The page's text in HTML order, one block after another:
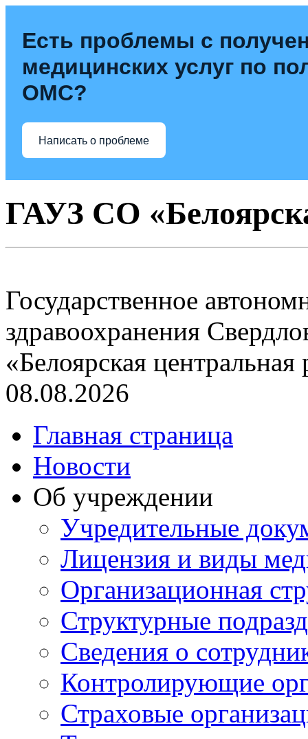
Есть проблемы с
медицинских услуг по
ОМС?
Написать о проблеме
ГАУЗ СО
Государственное
здравоохранения
«Белоярская
08.08.2026
Главная страница
Новости
Об учреждении
Учредительные
Лицензия и виды
Организационная
Структурные
Сведения о
Контролирующие
Страховые